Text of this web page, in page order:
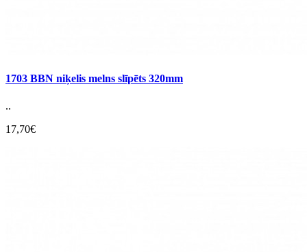
1703 BBN niķelis melns slīpēts 320mm
..
17,70€